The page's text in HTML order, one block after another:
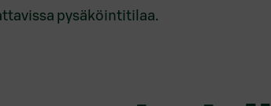
pysäköintitilaa.